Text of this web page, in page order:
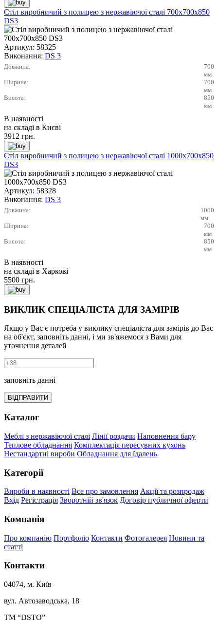
Стіл виробничий з полицею з нержавіючої сталі 700х700х850
DS3
Артикул: 58325
Виконання: DS 3
Довжина:
700
мм
Ширина:
700
мм
Висота:
850
мм
В наявності
на складі в Києві
3912 грн.
Стіл виробничий з полицею з нержавіючої сталі 1000х700х850
DS3
Артикул: 58328
Виконання: DS 3
Довжина:
1000
мм
Ширина:
700
мм
Висота:
850
мм
В наявності
на складі в Харкові
5500 грн.
ВИКЛИК СПЕЦІАЛІСТА ДЛЯ ЗАМІРІВ
Якщо у Вас є потреба у виклику спеціаліста для замірів до Вас
на об'єкт, заповніть данні, і ми зв'яжемося з Вами для
уточнення деталей
заповніть данні
ВІДПРАВИТИ
Каталог
Меблі з нержавіючої сталі Лінії роздачи Наповнення бару
Теплове обладнання Комплектація пересувних кухонь
Нестандартні вироби Обладнання для їдалень
Категорії
Вироби в наявності Все про замовлення Акції та розпродаж
Вхід Регістрація Зворотній зв'язок Договір публичної оферти
Компанія
Про компанію Портфоліо Контакти Фотогалерея Новини та
статті
Контакти
04074, м. Київ
вул. Автозаводська, 18
ТМ “DSTO”